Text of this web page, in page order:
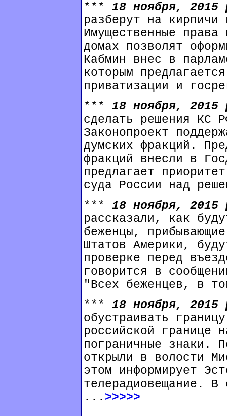
*** 18 ноября,
разберут на
Имущественные
домах позволят
Кабмин внес в
которым
приватизации и
*** 18 ноября,
сделать решения КС
Законопроект
думских фракций.
фракций внесли в
предлагает
суда России над
*** 18 ноября,
рассказали, как
беженцы,
Штатов Америки,
проверке перед
говорится в
"Всех беженцев, в
*** 18 ноября,
обустраивать
российской границе
пограничные знаки.
открыли в волости
этом информирует
телерадиовещание.
... >>>>>